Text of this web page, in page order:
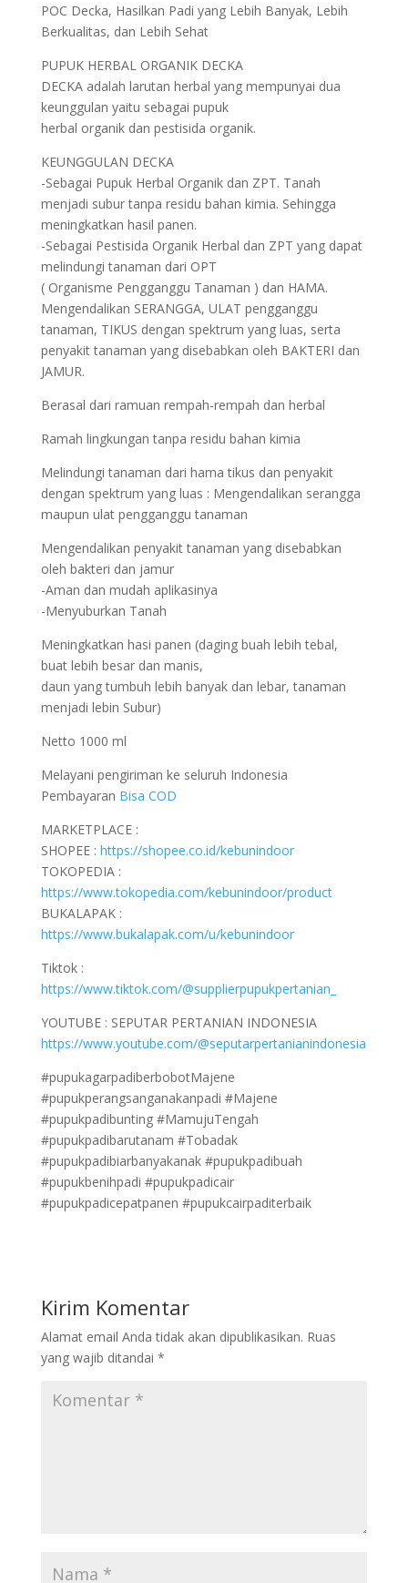
POC Decka, Hasilkan Padi yang Lebih Banyak, Lebih
Berkualitas, dan Lebih Sehat
PUPUK HERBAL ORGANIK DECKA
DECKA adalah larutan herbal yang mempunyai dua
keunggulan yaitu sebagai pupuk
herbal organik dan pestisida organik.
KEUNGGULAN DECKA
-Sebagai Pupuk Herbal Organik dan ZPT. Tanah
menjadi subur tanpa residu bahan kimia. Sehingga
meningkatkan hasil panen.
-Sebagai Pestisida Organik Herbal dan ZPT yang dapat
melindungi tanaman dari OPT
( Organisme Pengganggu Tanaman ) dan HAMA.
Mengendalikan SERANGGA, ULAT pengganggu
tanaman, TIKUS dengan spektrum yang luas, serta
penyakit tanaman yang disebabkan oleh BAKTERI dan
JAMUR.
Berasal dari ramuan rempah-rempah dan herbal
Ramah lingkungan tanpa residu bahan kimia
Melindungi tanaman dari hama tikus dan penyakit
dengan spektrum yang luas : Mengendalikan serangga
maupun ulat pengganggu tanaman
Mengendalikan penyakit tanaman yang disebabkan
oleh bakteri dan jamur
-Aman dan mudah aplikasinya
-Menyuburkan Tanah
Meningkatkan hasi panen (daging buah lebih tebal,
buat lebih besar dan manis,
daun yang tumbuh lebih banyak dan lebar, tanaman
menjadi lebin Subur)
Netto 1000 ml
Melayani pengiriman ke seluruh Indonesia
Pembayaran Bisa COD
MARKETPLACE :
SHOPEE : https://shopee.co.id/kebunindoor
TOKOPEDIA :
https://www.tokopedia.com/kebunindoor/product
BUKALAPAK :
https://www.bukalapak.com/u/kebunindoor
Tiktok :
https://www.tiktok.com/@supplierpupukpertanian_
YOUTUBE : SEPUTAR PERTANIAN INDONESIA
https://www.youtube.com/@seputarpertanianindonesia
#pupukagarpadiberbobotMajene
#pupukperangsanganakanpadi #Majene
#pupukpadibunting #MamujuTengah
#pupukpadibarutanam #Tobadak
#pupukpadibiarbanyakanak #pupukpadibuah
#pupukbenihpadi #pupukpadicair
#pupukpadicepatpanen #pupukcairpaditerbaik
Kirim Komentar
Alamat email Anda tidak akan dipublikasikan. Ruas
yang wajib ditandai *